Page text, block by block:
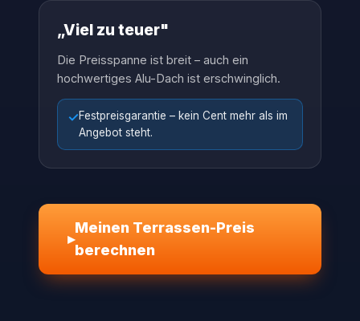
„Viel zu teuer"
Die Preisspanne ist breit – auch ein
hochwertiges Alu-Dach ist erschwinglich.
✓Festpreisgarantie – kein Cent mehr als im
Angebot steht.
▸
Meinen Terrassen-Preis
berechnen